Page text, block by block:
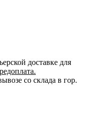
доставке для
со склада в гор.